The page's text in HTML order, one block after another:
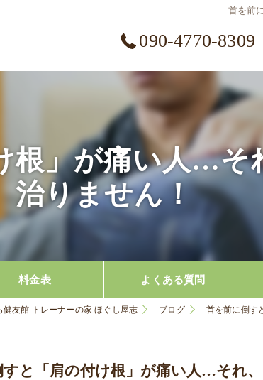
首を前
090-4770-8309
料金表 よくある質問
根」が痛い人…そ
治りません！
健友館 トレーナーの家 ほぐし屋志 ブログ 首を前に倒す
と「肩の付け根」が痛い人…それ